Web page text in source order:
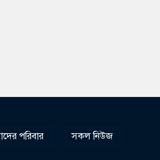
পরিবার সকল নিউজ